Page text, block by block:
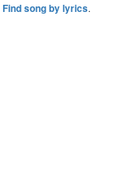
Find song by lyrics.